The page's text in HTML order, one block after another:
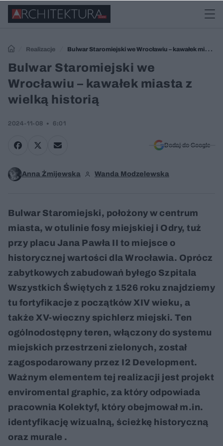
Realizacje
Bulwar Staromiejski we Wrocławiu – kawałek miasta
z wielką historią
Bulwar Staromiejski we
Wrocławiu – kawałek miasta z
wielką historią
2024-11-08 6:01
Dodaj do Google
Anna Żmijewska Wanda Modzelewska
Bulwar Staromiejski, położony w centrum
miasta, w otulinie fosy miejskiej i Odry, tuż
przy placu Jana Pawła II to miejsce o
historycznej wartości dla Wrocławia. Oprócz
zabytkowych zabudowań byłego Szpitala
Wszystkich Świętych z 1526 roku znajdziemy
tu fortyfikacje z początków XIV wieku, a
także XV-wieczny spichlerz miejski. Ten
ogólnodostępny teren, włączony do systemu
miejskich przestrzeni zielonych, został
zagospodarowany przez I2 Development.
Ważnym elementem tej realizacji jest projekt
enviromental graphic, za który odpowiada
pracownia Kolektyf, który obejmował m.in.
identyfikację wizualną, ścieżkę historyczną
oraz murale .